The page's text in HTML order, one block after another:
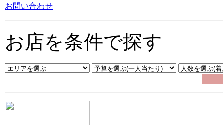
お問い合わせ
お店を条件で探す